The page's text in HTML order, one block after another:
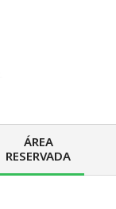
ÁREA
RESERVADA